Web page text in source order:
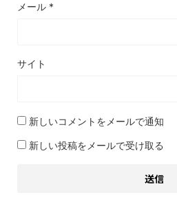
メール *
サイト
新しいコメントをメールで通知
新しい投稿をメールで受け取る